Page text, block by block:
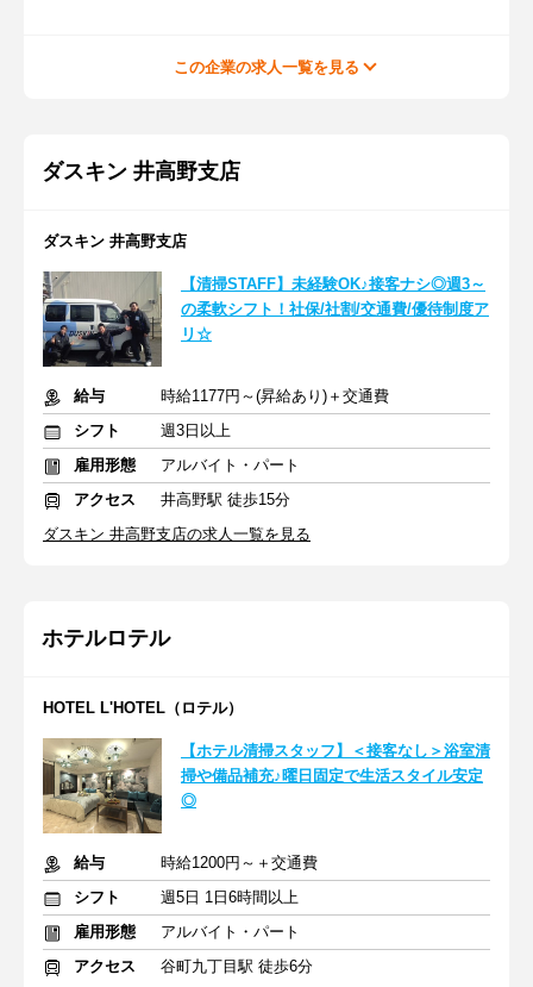
この企業の求人一覧を見る
ダスキン 井高野支店
ダスキン 井高野支店
【清掃STAFF】未経験OK♪接客ナシ◎週3～
の柔軟シフト！社保/社割/交通費/優待制度ア
リ☆
給与
時給1177円～(昇給あり)＋交通費
シフト
週3日以上
雇用形態
アルバイト・パート
アクセス
井高野駅 徒歩15分
ダスキン 井高野支店の求人一覧を見る
ホテルロテル
HOTEL L'HOTEL（ロテル）
【ホテル清掃スタッフ】＜接客なし＞浴室清
掃や備品補充♪曜日固定で生活スタイル安定
◎
給与
時給1200円～＋交通費
シフト
週5日 1日6時間以上
雇用形態
アルバイト・パート
アクセス
谷町九丁目駅 徒歩6分